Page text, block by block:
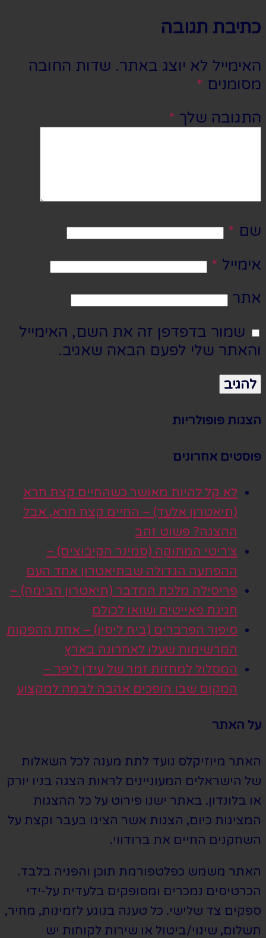
כתיבת תגובה
האימייל לא יוצג באתר. שדות החובה
מסומנים *
התגובה שלך *
שם *
אימייל *
אתר
שמור בדפדפן זה את השם, האימייל
והאתר שלי לפעם הבאה שאגיב.
הצגות פופולריות
פוסטים אחרונים
לא קל להיות מאושר כשהחיים קצת חרא
(תיאטרון אלעד) – החיים קצת חרא, אבל
ההצגה? פשוט זהב
צ׳ריטי המתוקה (סמינר הקיבוצים) –
ההפתעה הגדולה שבתיאטרון אחד העם
פריסילה מלכת המדבר (תיאטרון הבימה) –
חגיגת פאייטים ושואו לכולם
סיפור הפרברים (בית ליסין) – אחת ההפקות
המרשימות שעלו לאחרונה בארץ
המסלול למחזות זמר של עידן ליפר –
המקום שבו הופכים אהבה לבמה למקצוע
על האתר
האתר מיוזיקלס נועד לתת מענה לכל השאלות
של הישראלים המעוניינים לראות הצגה בניו יורק
או בלונדון. באתר ישנו פירוט על כל ההצגות
המציגות כיום, הצגות אשר הציגו בעבר וקצת על
השחקנים החיים את ברודווי.
האתר משמש כפלטפורמת תוכן והפניה בלבד.
הכרטיסים נמכרים ומסופקים בלעדית על-ידי
ספקים צד שלישי. כל טענה בנוגע לזמינות, מחיר,
תשלום, שינוי/ביטול או שירות לקוחות יש